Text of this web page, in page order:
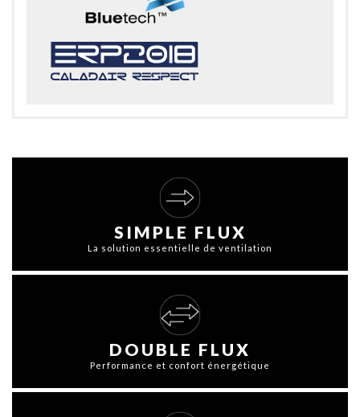
SIMPLE FLUX
La solution essentielle de ventilation
DOUBLE FLUX
Performance et confort énergétique